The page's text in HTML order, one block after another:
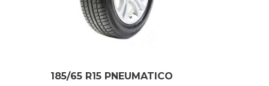
185/65 R15 PNEUMATICO